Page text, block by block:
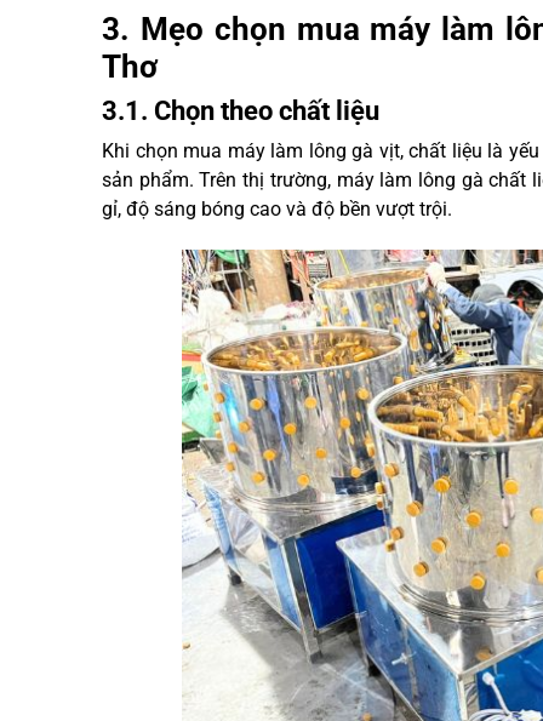
3. Mẹo chọn mua máy làm
Thơ
3.1. Chọn theo chất liệu
Khi chọn mua máy làm lông gà vịt, chất liệu là
sản phẩm. Trên thị trường, máy làm lông gà chất
gỉ, độ sáng bóng cao và độ bền vượt trội.